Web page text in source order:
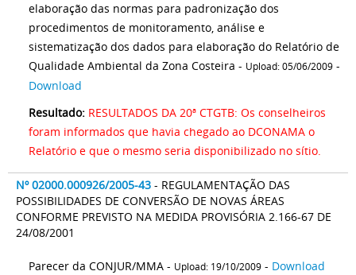
elaboração das normas para padronização dos
procedimentos de monitoramento, análise e
sistematização dos dados para elaboração do Relatório de
Qualidade Ambiental da Zona Costeira - Upload: 05/06/2009 -
Download
Resultado: RESULTADOS DA 20ª CTGTB: Os conselheiros
foram informados que havia chegado ao DCONAMA o
Relatório e que o mesmo seria disponibilizado no sítio.
Nº 02000.000926/2005-43 - REGULAMENTAÇÃO DAS
POSSIBILIDADES DE CONVERSÃO DE NOVAS ÁREAS
CONFORME PREVISTO NA MEDIDA PROVISÓRIA 2.166-67 DE
24/08/2001
Parecer da CONJUR/MMA - Upload: 19/10/2009 - Download